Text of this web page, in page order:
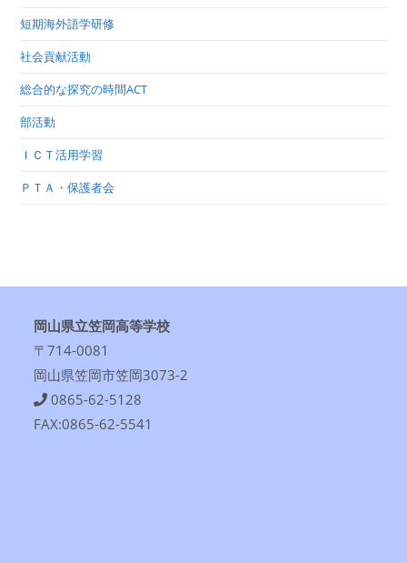
短期海外語学研修
社会貢献活動
総合的な探究の時間ACT
部活動
ＩＣＴ活用学習
ＰＴＡ・保護者会
岡山県立笠岡高等学校
〒714-0081
岡山県笠岡市笠岡3073-2
0865-62-5128
FAX:0865-62-5541